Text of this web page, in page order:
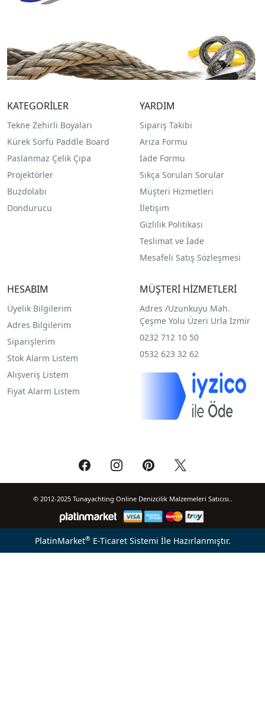
KATEGORİLER
Tekne Zehirli Boyaları
Kürek Sörfü Paddle Board
Paslanmaz Çelik Çıpa
Projektörler
Buzdolabı
Dondurucu
YARDIM
Sipariş Takibi
Arıza Formu
İade Formu
Sıkça Sorulan Sorular
Müşteri Hizmetleri
İletişim
Gizlilik Politikası
Teslimat ve İade
Mesafeli Satış Sözleşmesi
HESABIM
Üyelik Bilgilerim
Adres Bilgilerim
Siparişlerim
Stok Alarm Listem
Alışveriş Listem
Fiyat Alarm Listem
MÜŞTERİ HİZMETLERİ
Adres /Uzunkuyu Mah.
Çeşme Yolu Üzeri Urla İzmir
0232 712 10 50
0532 623 32 62
© 2012-2025 Tunayachting Online Denizcilik Malzemeleri Satıcısı..
PlatinMarket®E-Ticaret Sistemi İle Hazırlanmıştır.